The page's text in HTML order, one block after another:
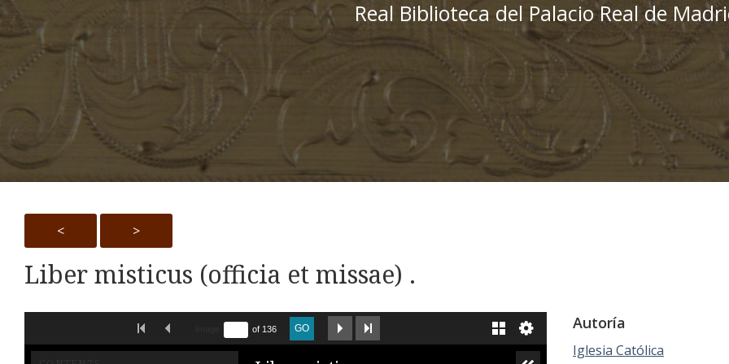
Real Biblioteca del Palacio Real de
< >
Liber misticus (officia et missae) .
FIRST IMAGEPREVIOUS IMAGE
of 136 GO
NEXT IMAGE GALLERY Autoría
Iglesia Católica